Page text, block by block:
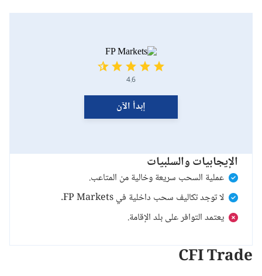
4.6
إبدأ الآن
الإيجابيات والسلبيات
عملية السحب سريعة وخالية من المتاعب.
لا توجد تكاليف سحب داخلية في FP Markets.
يعتمد التوافر على بلد الإقامة.
CFI Trade